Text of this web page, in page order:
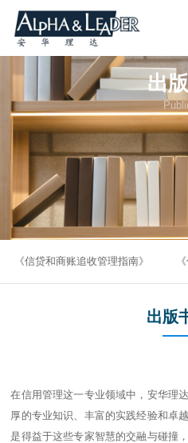
出
《信贷和商账追收管理指南》
出版
在信用管理这一专业领域中，安华理
厚的专业知识、丰富的实践经验和卓
是得益于这些专家智慧的交融与碰撞